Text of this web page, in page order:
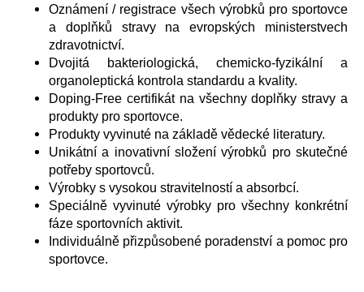
Oznámení / registrace všech výrobků pro sportovce
a doplňků stravy na evropských ministerstvech
zdravotnictví.
Dvojitá bakteriologická, chemicko-fyzikální a
organoleptická kontrola standardu a kvality.
Doping-Free certifikát na všechny doplňky stravy a
produkty pro sportovce.
Produkty vyvinuté na základě vědecké literatury.
Unikátní a inovativní složení výrobků pro skutečné
potřeby sportovců.
Výrobky s vysokou stravitelností a absorbcí.
Speciálně vyvinuté výrobky pro všechny konkrétní
fáze sportovních aktivit.
Individuálně přizpůsobené poradenství a pomoc pro
sportovce.
HLEDAT